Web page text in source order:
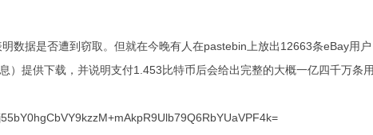
数据是否遭到窃取。但就在今晚有人在pastebin上放出12663条eBay用户
）提供下载，并说明支付1.453比特币后会给出完整的大概一亿四千万条